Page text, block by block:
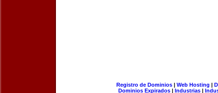
Registro de Dominios| Web Hosting |
Dominios Expirados | Industrias |